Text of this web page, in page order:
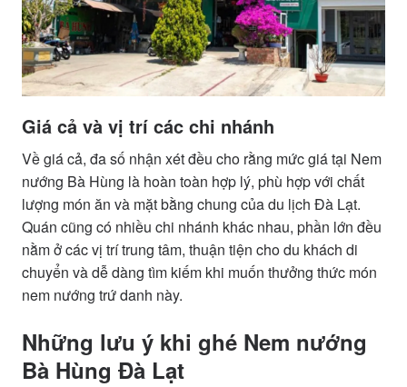
Giá cả và vị trí các chi nhánh
Về giá cả, đa số nhận xét đều cho rằng mức giá tại Nem
nướng Bà Hùng là hoàn toàn hợp lý, phù hợp với chất
lượng món ăn và mặt bằng chung của du lịch Đà Lạt.
Quán cũng có nhiều chi nhánh khác nhau, phần lớn đều
nằm ở các vị trí trung tâm, thuận tiện cho du khách di
chuyển và dễ dàng tìm kiếm khi muốn thưởng thức món
nem nướng trứ danh này.
Những lưu ý khi ghé Nem nướng
Bà Hùng Đà Lạt